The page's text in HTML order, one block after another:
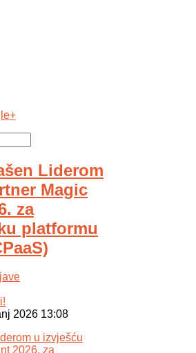
Liderom
Magic
za
platformu
2026 13:08